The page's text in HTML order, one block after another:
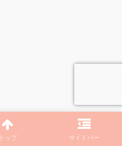
トップ サイドバー